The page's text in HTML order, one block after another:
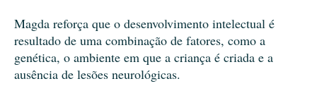
Magda reforça que o desenvolvimento intelectual é
resultado de uma combinação de fatores, como a
genética, o ambiente em que a criança é criada e a
ausência de lesões neurológicas.